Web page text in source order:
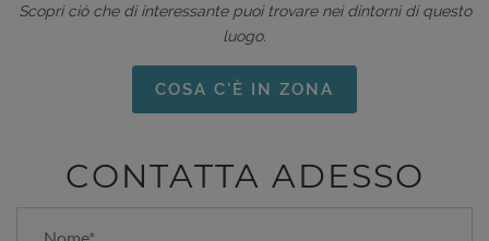
Scopri ciò che di interessante puoi trovare nei dintorni di questo
luogo.
COSA C'È IN ZONA
CONTATTA ADESSO